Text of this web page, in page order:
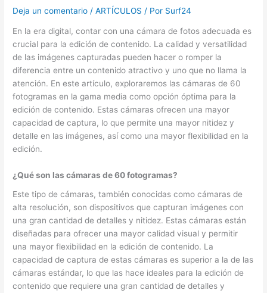
Deja un comentario /ARTÍCULOS / Por Surf24
En la era digital, contar con una cámara de fotos adecuada es
crucial para la edición de contenido. La calidad y versatilidad
de las imágenes capturadas pueden hacer o romper la
diferencia entre un contenido atractivo y uno que no llama la
atención. En este artículo, exploraremos las cámaras de 60
fotogramas en la gama media como opción óptima para la
edición de contenido. Estas cámaras ofrecen una mayor
capacidad de captura, lo que permite una mayor nitidez y
detalle en las imágenes, así como una mayor flexibilidad en la
edición.
¿Qué son las cámaras de 60 fotogramas?
Este tipo de cámaras, también conocidas como cámaras de
alta resolución, son dispositivos que capturan imágenes con
una gran cantidad de detalles y nitidez. Estas cámaras están
diseñadas para ofrecer una mayor calidad visual y permitir
una mayor flexibilidad en la edición de contenido. La
capacidad de captura de estas cámaras es superior a la de las
cámaras estándar, lo que las hace ideales para la edición de
contenido que requiere una gran cantidad de detalles y